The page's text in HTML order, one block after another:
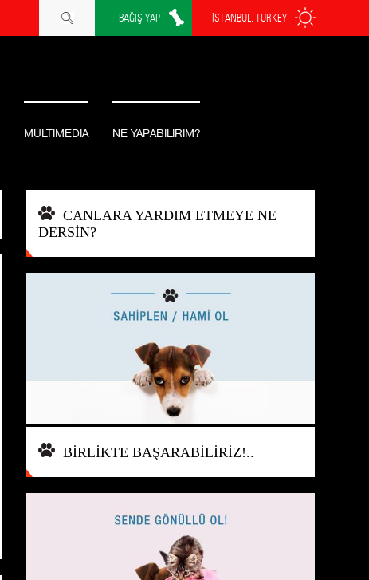
İSTANBUL, TURKEY
BAĞIŞ YAP
MULTİMEDİA NE YAPABİLİRİM?
CANLARA YARDIM ETMEYE NE
DERSİN?
BİRLİKTE BAŞARABİLİRİZ!..